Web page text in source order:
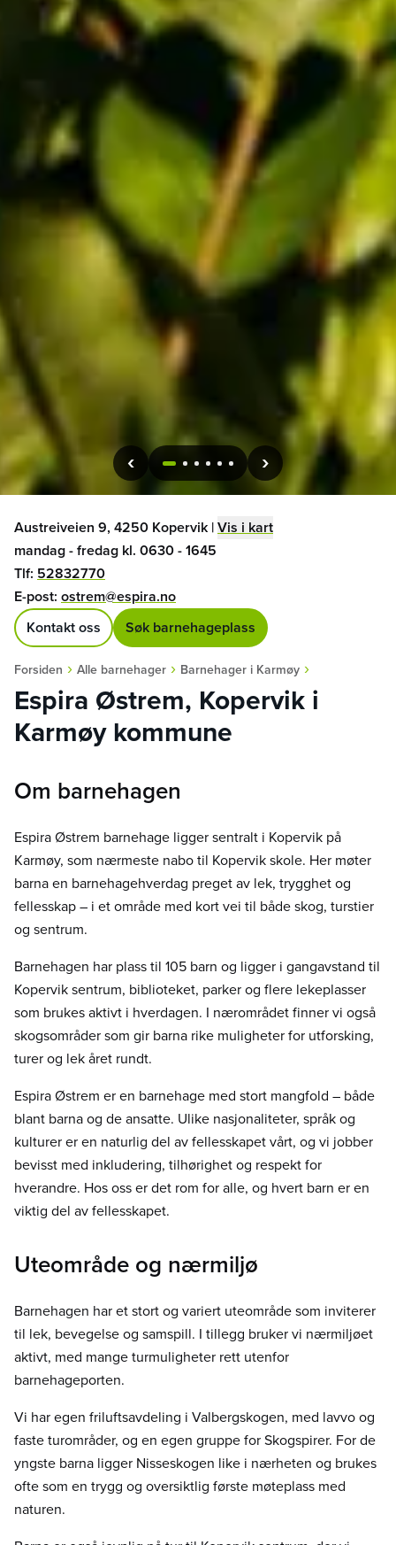
1 2345 6
Austreiveien 9, 4250 Kopervik |Vis i kart
mandag - fredag kl. 0630 - 1645
Tlf: 52832770
E-post: ostrem@espira.no
Kontakt oss
Søk barnehageplass
Forsiden › Alle barnehager › Barnehager i Karmøy ›
Espira Østrem, Kopervik i
Karmøy kommune
Om barnehagen
Espira Østrem barnehage ligger sentralt i Kopervik på
Karmøy, som nærmeste nabo til Kopervik skole. Her møter
barna en barnehagehverdag preget av lek, trygghet og
fellesskap – i et område med kort vei til både skog, turstier
og sentrum.
Barnehagen har plass til 105 barn og ligger i gangavstand til
Kopervik sentrum, biblioteket, parker og flere lekeplasser
som brukes aktivt i hverdagen. I nærområdet finner vi også
skogsområder som gir barna rike muligheter for utforsking,
turer og lek året rundt.
Espira Østrem er en barnehage med stort mangfold – både
blant barna og de ansatte. Ulike nasjonaliteter, språk og
kulturer er en naturlig del av fellesskapet vårt, og vi jobber
bevisst med inkludering, tilhørighet og respekt for
hverandre. Hos oss er det rom for alle, og hvert barn er en
viktig del av fellesskapet.
Uteområde og nærmiljø
Barnehagen har et stort og variert uteområde som inviterer
til lek, bevegelse og samspill. I tillegg bruker vi nærmiljøet
aktivt, med mange turmuligheter rett utenfor
barnehageporten.
Vi har egen friluftsavdeling i Valbergskogen, med lavvo og
faste turområder, og en egen gruppe for Skogspirer. For de
yngste barna ligger Nisseskogen like i nærheten og brukes
ofte som en trygg og oversiktlig første møteplass med
naturen.